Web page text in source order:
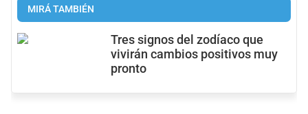
MIRÁ TAMBIÉN
Tres signos del zodíaco que
vivirán cambios positivos muy
pronto